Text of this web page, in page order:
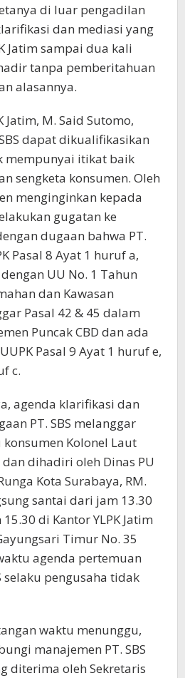
di luar pengadilan
dan mediasi yang
Jatim sampai dua kali
tanpa pemberitahuan
alasannya.
Jatim, M. Said Sutomo,
dapat dikualifikasikan
mempunyai itikat baik
sengketa konsumen. Oleh
menginginkan kepada
gugatan ke
dugaan bahwa PT.
Pasal 8 Ayat 1 huruf a,
UU No. 1 Tahun
dan Kawasan
Pasal 42 & 45 dalam
Puncak CBD dan ada
Pasal 9 Ayat 1 huruf e,
c.
agenda klarifikasi dan
PT. SBS melanggar
Kolonel Laut
dihadiri oleh Dinas PU
Kota Surabaya, RM.
santai dari jam 13.30
di Kantor YLPK Jatim
Timur No. 35
agenda pertemuan
selaku pengusaha tidak
waktu menunggu,
manajemen PT. SBS
diterima oleh Sekretaris